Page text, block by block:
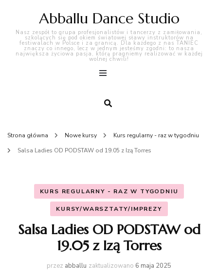
Abballu Dance Studio
Nasz zespół to grupa profesjonalistów i tancerzy z zamiłowania,
szkolących się pod okiem światowej sławy instruktorów na
festiwalach w Polsce i za granicą. Dla każdego z nas TANIEC
znaczy co innego, lecz w jednym jesteśmy zgodni: to nasza
największa życiowa pasja, którą pragniemy realizować w każdej
wolnej chwili!
Strona główna Nowe kursy
Kurs regularny - raz w tygodniu
Salsa Ladies OD PODSTAW od 19.05 z Izą Torres
KURS REGULARNY - RAZ W TYGODNIU
KURSY/WARSZTATY/IMPREZY
Salsa Ladies OD PODSTAW od
19.05 z Izą Torres
przez abballu zaktualizowano 6 maja 2025